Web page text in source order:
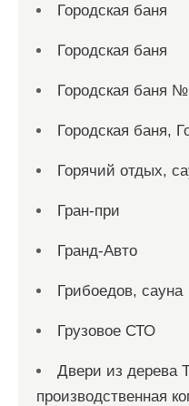
Городская баня
Городская баня
Городская баня
Городская баня,
Горячий отдых,
Гран-при
Гранд-Авто
Грибоедов, сауна
Грузовое СТО
Двери из дерева
производственная